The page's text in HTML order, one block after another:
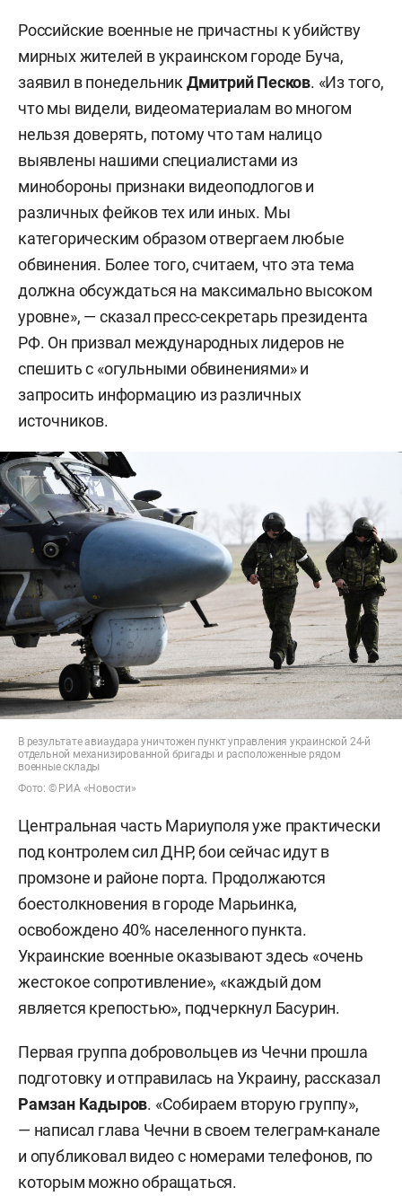
Российские военные не причастны к убийству
мирных жителей в украинском городе Буча,
заявил в понедельник Дмитрий Песков. «Из того,
что мы видели, видеоматериалам во многом
нельзя доверять, потому что там налицо
выявлены нашими специалистами из
минобороны признаки видеоподлогов и
различных фейков тех или иных. Мы
категорическим образом отвергаем любые
обвинения. Более того, считаем, что эта тема
должна обсуждаться на максимально высоком
уровне», — сказал пресс-секретарь президента
РФ. Он призвал международных лидеров не
спешить с «огульными обвинениями» и
запросить информацию из различных
источников.
В результате авиаудара уничтожен пункт управления украинской 24-й
отдельной механизированной бригады и расположенные рядом
военные склады
Фото: © РИА «Новости»
Центральная часть Мариуполя уже практически
под контролем сил ДНР, бои сейчас идут в
промзоне и районе порта. Продолжаются
боестолкновения в городе Марьинка,
освобождено 40% населенного пункта.
Украинские военные оказывают здесь «очень
жестокое сопротивление», «каждый дом
является крепостью», подчеркнул Басурин.
Первая группа добровольцев из Чечни прошла
подготовку и отправилась на Украину, рассказал
Рамзан Кадыров. «Собираем вторую группу»,
— написал глава Чечни в своем телеграм-канале
и опубликовал видео с номерами телефонов, по
которым можно обращаться.